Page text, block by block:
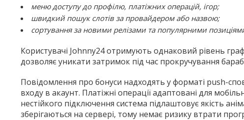
меню доступу до профілю, платіжних операцій, ігор;
швидкий пошук слотів за провайдером або назвою;
сортування за новими релізами та популярними
Користувачі Johnny24 отримують однаковий рівень
дозволяє уникати затримок під час прокручування
Повідомлення про бонуси надходять у форматі push-
входу в акаунт. Платіжні операції адаптовані для
нестійкого підключення система підлаштовує якість
зберігаються на сервері, тому немає ризику втрати